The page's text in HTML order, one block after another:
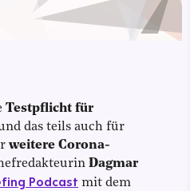
Testpflicht für
das teils auch für
weitere Corona-
Dagmar
Podcast mit dem